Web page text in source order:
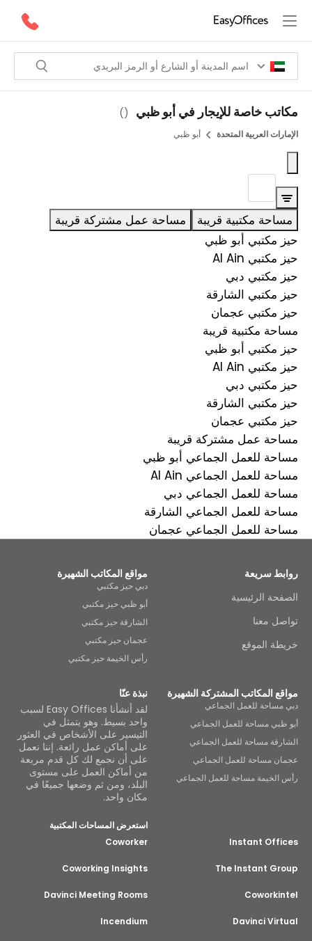
مكاتب خاصة للإيجار في أبو ظبي (
)
الإمارات العربية المتحدة أبو ظبي
مساحة مكتبية قريبة
مساحة عمل مشتركة قريبة
حيز مكتبي أبو ظبي
حيز مكتبي Al Ain
حيز مكتبي دبي
حيز مكتبي الشارقة
حيز مكتبي عجمان
مساحة مكتبية قريبة
حيز مكتبي أبو ظبي
حيز مكتبي Al Ain
حيز مكتبي دبي
حيز مكتبي الشارقة
حيز مكتبي عجمان
مساحة عمل مشتركة قريبة
مساحة للعمل الجماعي أبو ظبي
مساحة للعمل الجماعي Al Ain
مساحة للعمل الجماعي دبي
مساحة للعمل الجماعي الشارقة
مساحة للعمل الجماعي عجمان
روابط سريعة
الصفحة الرئيسية
تواصل معنا
خريطة الموقع
مواقع المكاتب الشهيرة
دبي حيز مكتبي
أبو ظبي حيز مكتبي
الشارقة حيز مكتبي
عجمان حيز مكتبي
رأس الخيمة حيز مكتبي
مواقع المكاتب المشتركة الشهيرة
دبي مساحة للعمل الجماعي
أبو ظبي مساحة للعمل الجماعي
الشارقة مساحة للعمل الجماعي
عجمان مساحة للعمل الجماعي
رأس الخيمة مساحة للعمل الجماعي
نبذة عنّا
لقد أنشأنا Easy Offices لسبب
واحد بسيط. وهو يتمثل في
التيسير على الأشخاص في العثور
على أماكن عمل رائعة. إننا نعمل
على أن نجمع لك كل قدم مربعة
من أماكن العمل على مستوى
البلد، ومن ثم وضعها جميعًا في
مكان واحد.
استعرض المساحات المكتبية
Instant Offices
Coworker
The Instant Group
Coworking Insights
Coworkintel
Davinci Meeting Rooms
Davinci Virtual
Incendium